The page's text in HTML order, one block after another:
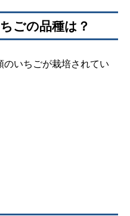
ごの品種は？
のいちごが栽培されてい